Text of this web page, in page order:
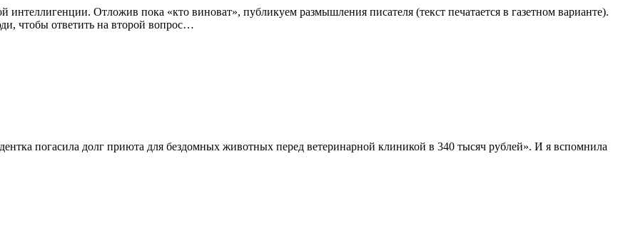
Отложив пока «кто виноват», публикуем размышления писателя (текст печатается в газетном варианте).
чтобы ответить на второй вопрос…
погасила долг приюта для бездомных животных перед ветеринарной клиникой в 340 тысяч рублей». И я вспомнила